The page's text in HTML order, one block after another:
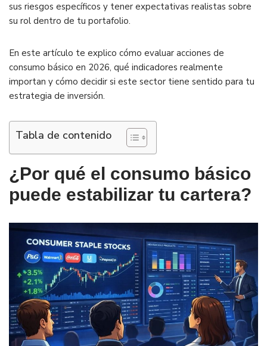
sus riesgos específicos y tener expectativas realistas sobre
su rol dentro de tu portafolio.
En este artículo te explico cómo evaluar acciones de
consumo básico en 2026, qué indicadores realmente
importan y cómo decidir si este sector tiene sentido para tu
estrategia de inversión.
Tabla de contenido
¿Por qué el consumo básico
puede estabilizar tu cartera?